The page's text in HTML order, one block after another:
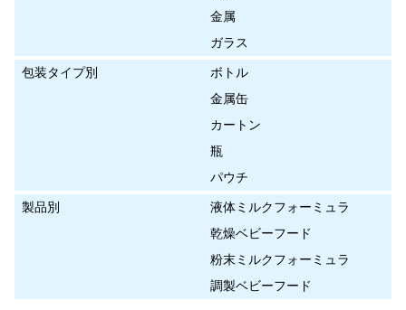
金属
ガラス
包装タイプ別
ボトル
金属缶
カートン
瓶
パウチ
製品別
液体ミルクフォーミュラ
乾燥ベビーフード
粉末ミルクフォーミュラ
調製ベビーフード